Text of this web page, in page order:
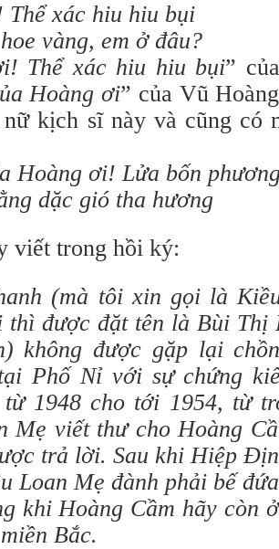
Thể xác hiu hiu bụi
vàng, em ở đâu?
Thể xác hiu hiu bụi”
Hoàng ơi” của Vũ
nữ kịch sĩ này và cũng có
Hoàng ơi! Lửa bốn
dặc gió tha hương
viết trong hồi ký:
(mà tôi xin gọi là
được đặt tên là Bùi Thị
không được gặp lại
Phố Nỉ với sự chứng
1948 cho tới 1954, từ
Mẹ viết thư cho Hoàng
trả lời. Sau khi Hiệp
Loan Mẹ đành phải bế
khi Hoàng Cầm hãy còn
Bắc.